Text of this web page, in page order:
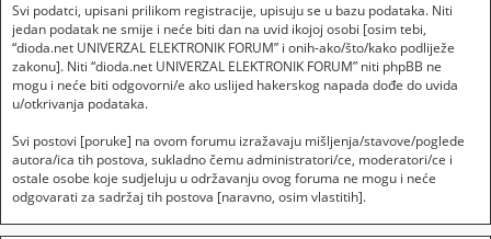
Svi podatci, upisani prilikom registracije, upisuju se u bazu podataka. Niti
jedan podatak ne smije i neće biti dan na uvid ikojoj osobi [osim tebi,
“dioda.net UNIVERZAL ELEKTRONIK FORUM” i onih-ako/što/kako podliježe
zakonu]. Niti “dioda.net UNIVERZAL ELEKTRONIK FORUM” niti phpBB ne
mogu i neće biti odgovorni/e ako uslijed hakerskog napada dođe do uvida
u/otkrivanja podataka.
Svi postovi [poruke] na ovom forumu izražavaju mišljenja/stavove/poglede
autora/ica tih postova, sukladno čemu administratori/ce, moderatori/ce i
ostale osobe koje sudjeluju u održavanju ovog foruma ne mogu i neće
odgovarati za sadržaj tih postova [naravno, osim vlastitih].